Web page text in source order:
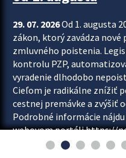
29. 07. 2026Od 1. augusta
zákon, ktorý zavádza nové
zmluvného poistenia.
kontrolu PZP,
vyradenie dlhodobo
Cieľom je radikálne znížiť
cestnej premávke a zvýšiť
Podrobné informácie
webovom portáli https://
ktorom od augusta